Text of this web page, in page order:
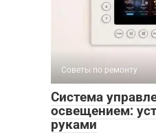
Советы по ремонту
Система
освещением:
руками